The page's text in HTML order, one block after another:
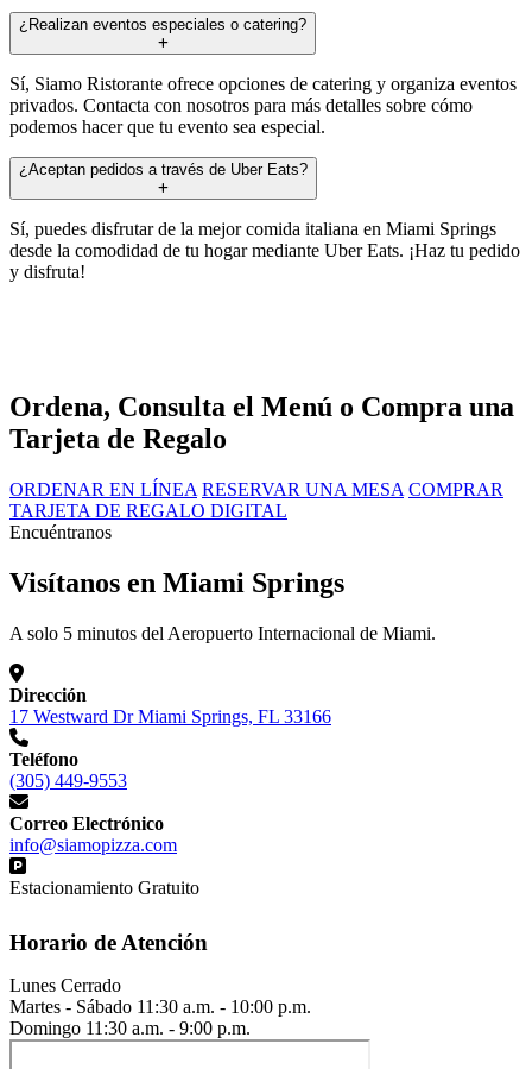
¿Realizan eventos especiales o catering?
Sí, Siamo Ristorante ofrece opciones de catering y organiza eventos
privados. Contacta con nosotros para más detalles sobre cómo
podemos hacer que tu evento sea especial.
¿Aceptan pedidos a través de Uber Eats?
Sí, puedes disfrutar de la mejor comida italiana en Miami Springs
desde la comodidad de tu hogar mediante Uber Eats. ¡Haz tu pedido
y disfruta!
Ordena, Consulta el Menú o Compra una
Tarjeta de Regalo
ORDENAR EN LÍNEA RESERVAR UNA MESA COMPRAR
TARJETA DE REGALO DIGITAL
Encuéntranos
Visítanos en Miami Springs
A solo 5 minutos del Aeropuerto Internacional de Miami.
Dirección
17 Westward Dr Miami Springs, FL 33166
Teléfono
(305) 449-9553
Correo Electrónico
info@siamopizza.com
Estacionamiento Gratuito
Horario de Atención
Lunes Cerrado
Martes - Sábado 11:30 a.m. - 10:00 p.m.
Domingo 11:30 a.m. - 9:00 p.m.